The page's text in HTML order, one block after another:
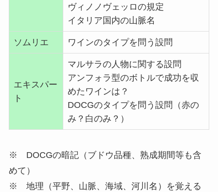
ヴィノノヴェッロの規定
イタリア国内の山脈名
ソムリエ ワインのタイプを問う設問
エキスパー
ト
マルサラの人物に関する設問
アンフォラ型のボトルで成功を収
めたワインは？
DOCGのタイプを問う設問（赤の
み？白のみ？）
※ DOCGの暗記（ブドウ品種、熟成期間等も含
めて）
※ 地理（平野、山脈、海域、河川名）を覚える